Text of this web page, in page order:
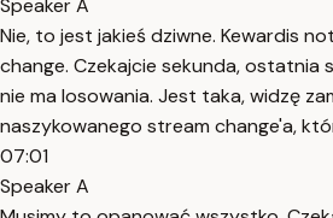
Speaker A
Nie, to jest jakieś dziwne. Kewardis
change. Czekajcie sekunda, ostatnia
nie ma losowania. Jest taka, widzę
naszykowanego stream change'a,
07:01
Speaker A